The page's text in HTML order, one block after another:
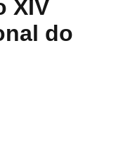
XIV
do